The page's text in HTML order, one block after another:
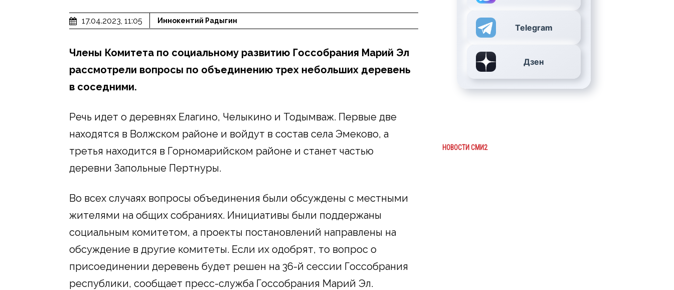
17.04.2023, 11:05 Иннокентий Радыгин
Члены Комитета по социальному развитию Госсобрания Марий Эл
рассмотрели вопросы по объединению трех небольших деревень
в соседними.
Речь идет о деревнях Елагино, Челыкино и Тодымваж. Первые две
находятся в Волжском районе и войдут в состав села Эмеково, а
третья находится в Горномарийском районе и станет частью
деревни Запольные Пертнуры.
Во всех случаях вопросы объединения были обсуждены с местными
жителями на общих собраниях. Инициативы были поддержаны
социальным комитетом, а проекты постановлений направлены на
обсуждение в другие комитеты. Если их одобрят, то вопрос о
присоединении деревень будет решен на 36-й сессии Госсобрания
республики, сообщает пресс-служба Госсобрания Марий Эл.
Telegram
Дзен
НОВОСТИ СМИ2